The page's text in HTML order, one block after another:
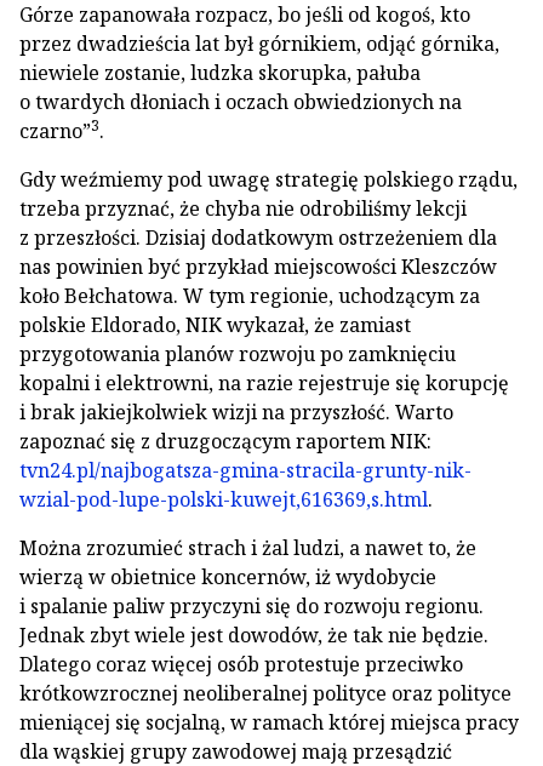
Górze zapanowała rozpacz, bo jeśli od kogoś, kto
przez dwadzieścia lat był górnikiem, odjąć górnika,
niewiele zostanie, ludzka skorupka, pałuba
o twardych dłoniach i oczach obwiedzionych na
czarno”3.
Gdy weźmiemy pod uwagę strategię polskiego rządu,
trzeba przyznać, że chyba nie odrobiliśmy lekcji
z przeszłości. Dzisiaj dodatkowym ostrzeżeniem dla
nas powinien być przykład miejscowości Kleszczów
koło Bełchatowa. W tym regionie, uchodzącym za
polskie Eldorado, NIK wykazał, że zamiast
przygotowania planów rozwoju po zamknięciu
kopalni i elektrowni, na razie rejestruje się korupcję
i brak jakiejkolwiek wizji na przyszłość. Warto
zapoznać się z druzgoczącym raportem NIK:
tvn24.pl/najbogatsza-gmina-stracila-grunty-nik-
wzial-pod-lupe-polski-kuwejt,616369,s.html.
Można zrozumieć strach i żal ludzi, a nawet to, że
wierzą w obietnice koncernów, iż wydobycie
i spalanie paliw przyczyni się do rozwoju regionu.
Jednak zbyt wiele jest dowodów, że tak nie będzie.
Dlatego coraz więcej osób protestuje przeciwko
krótkowzrocznej neoliberalnej polityce oraz polityce
mieniącej się socjalną, w ramach której miejsca pracy
dla wąskiej grupy zawodowej mają przesądzić